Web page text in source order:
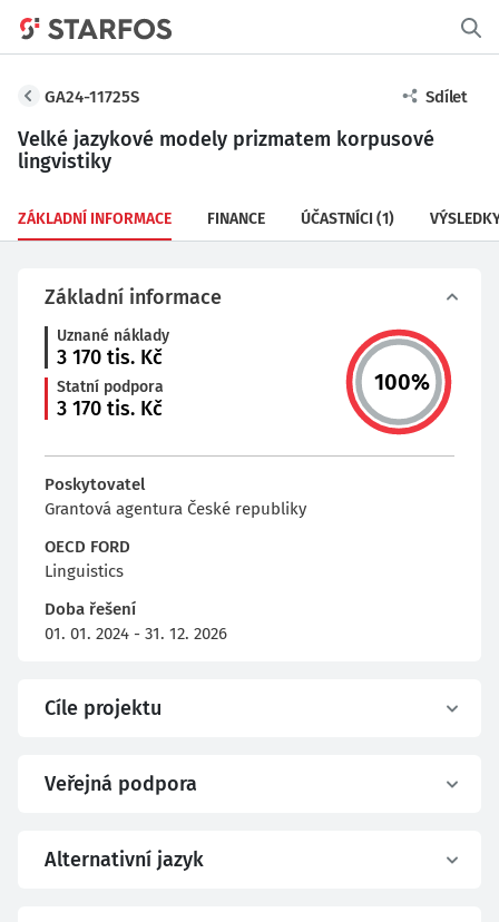
GA24-11725S Sdílet
Velké jazykové modely prizmatem korpusové
lingvistiky
ZÁKLADNÍ INFORMACE FINANCE ÚČASTNÍCI (1)
Základní informace
Uznané náklady
3 170 tis. Kč
Statní podpora
3 170 tis. Kč
100%
Poskytovatel
Grantová agentura České republiky
OECD FORD
Linguistics
Doba řešení
01. 01. 2024 - 31. 12. 2026
Cíle projektu
Veřejná podpora
Alternativní jazyk